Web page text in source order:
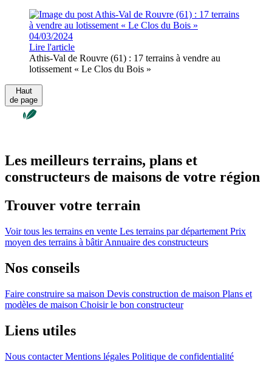
04/03/2024
Lire l'article
Athis-Val de Rouvre (61) : 17 terrains à vendre au
lotissement « Le Clos du Bois »
Haut
de page
Les meilleurs terrains, plans et
constructeurs de maisons de votre région
Trouver votre terrain
Voir tous les terrains en vente Les terrains par département Prix
moyen des terrains à bâtirAnnuaire des constructeurs
Nos conseils
Faire construire sa maison Devis construction de maison Plans et
modèles de maison Choisir le bon constructeur
Liens utiles
Nous contacterMentions légales Politique de confidentialité